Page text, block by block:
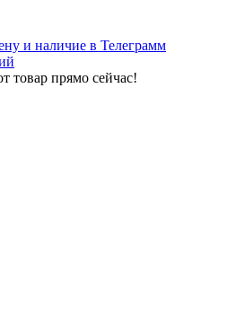
товар прямо сейчас!